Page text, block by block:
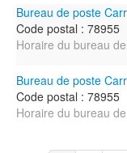
Bureau de poste
Code postal : 78955
Horaire du bureau
Bureau de poste
Code postal : 78955
Horaire du bureau